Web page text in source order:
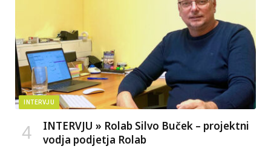
INTERVJU
INTERVJU » Rolab Silvo Buček – projektni
vodja podjetja Rolab